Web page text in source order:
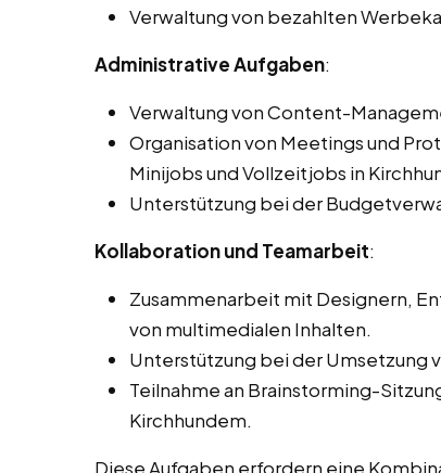
Verwaltung von bezahlten
Administrative Aufgaben:
Verwaltung von Content-
Organisation von Meetings und
Minijobs und Vollzeitjobs in
Unterstützung bei der
Kollaboration und Teamarbeit:
Zusammenarbeit mit Designern,
von multimedialen Inhalten.
Unterstützung bei der Umsetzung
Teilnahme an Brainstorming-
Kirchhundem.
Diese Aufgaben erfordern eine